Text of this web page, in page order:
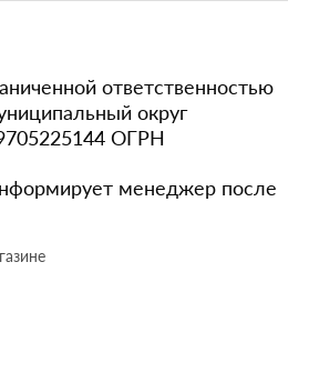
ответственностью
округ
ОГРН
менеджер после